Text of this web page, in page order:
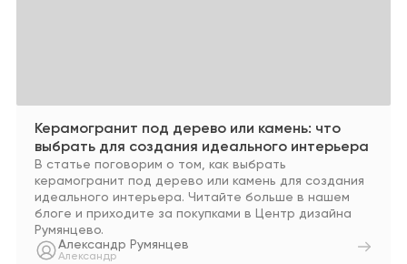
Керамогранит под дерево или камень: что
выбрать для создания идеального интерьера
В статье поговорим о том, как выбрать
керамогранит под дерево или камень для создания
идеального интерьера. Читайте больше в нашем
блоге и приходите за покупками в Центр дизайна
Румянцево.
Александр Румянцев
Александр